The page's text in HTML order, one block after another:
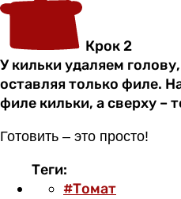
Крок 2
У кильки удаляем
оставляя только филе.
филе кильки, а сверху –
Готовить – это просто!
Теги:
#Томат